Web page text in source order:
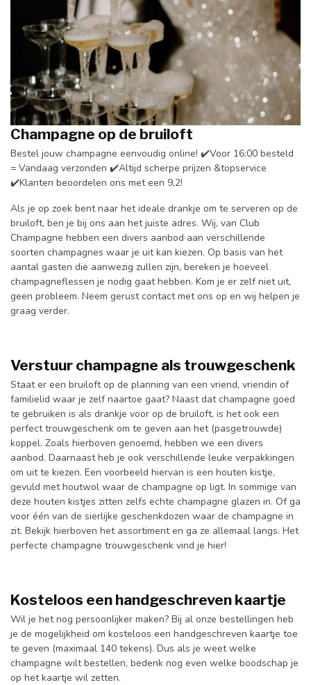
Champagne op de bruiloft
Bestel jouw champagne eenvoudig online! ✔️Voor 16:00 besteld
= Vandaag verzonden ✔️Altijd scherpe prijzen &topservice
✔️Klanten beoordelen ons met een 9,2!
Als je op zoek bent naar het ideale drankje om te serveren op de
bruiloft, ben je bij ons aan het juiste adres. Wij, van Club
Champagne hebben een divers aanbod aan verschillende
soorten champagnes waar je uit kan kiezen. Op basis van het
aantal gasten die aanwezig zullen zijn, bereken je hoeveel
champagneflessen je nodig gaat hebben. Kom je er zelf niet uit,
geen probleem. Neem gerust contact met ons op en wij helpen je
graag verder.
Verstuur champagne als trouwgeschenk
Staat er een bruiloft op de planning van een vriend, vriendin of
familielid waar je zelf naartoe gaat? Naast dat champagne goed
te gebruiken is als drankje voor op de bruiloft, is het ook een
perfect trouwgeschenk om te geven aan het (pasgetrouwde)
koppel. Zoals hierboven genoemd, hebben we een divers
aanbod. Daarnaast heb je ook verschillende leuke verpakkingen
om uit te kiezen. Een voorbeeld hiervan is een houten kistje,
gevuld met houtwol waar de champagne op ligt. In sommige van
deze houten kistjes zitten zelfs echte champagne glazen in. Of ga
voor één van de sierlijke geschenkdozen waar de champagne in
zit. Bekijk hierboven het assortiment en ga ze allemaal langs. Het
perfecte champagne trouwgeschenk vind je hier!
Kosteloos een handgeschreven kaartje
Wil je het nog persoonlijker maken? Bij al onze bestellingen heb
je de mogelijkheid om kosteloos een handgeschreven kaartje toe
te geven (maximaal 140 tekens). Dus als je weet welke
champagne wilt bestellen, bedenk nog even welke boodschap je
op het kaartje wil zetten.